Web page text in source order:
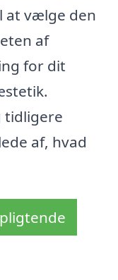
at vælge den
af
for dit
tidligere
af, hvad